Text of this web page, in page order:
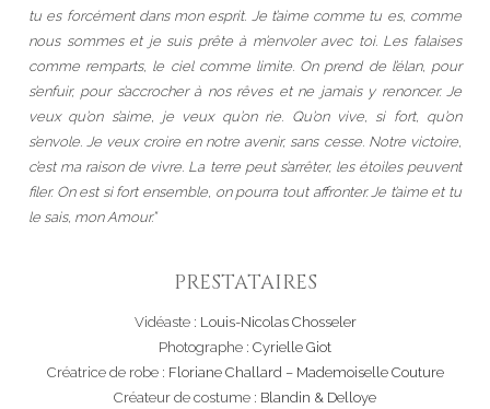
tu es forcément dans mon esprit. Je t’aime comme tu es, comme
nous sommes et je suis prête à m’envoler avec toi. Les falaises
comme remparts, le ciel comme limite. On prend de l’élan, pour
s’enfuir, pour s’accrocher à nos rêves et ne jamais y renoncer. Je
veux qu’on s’aime, je veux qu’on rie. Qu’on vive, si fort, qu’on
s’envole. Je veux croire en notre avenir, sans cesse. Notre victoire,
c’est ma raison de vivre. La terre peut s’arrêter, les étoiles peuvent
filer. On est si fort ensemble, on pourra tout affronter. Je t’aime et tu
le sais, mon Amour.”
PRESTATAIRES
Vidéaste : Louis-Nicolas Chosseler
Photographe : Cyrielle Giot
Créatrice de robe : Floriane Challard – Mademoiselle Couture
Créateur de costume : Blandin & Delloye